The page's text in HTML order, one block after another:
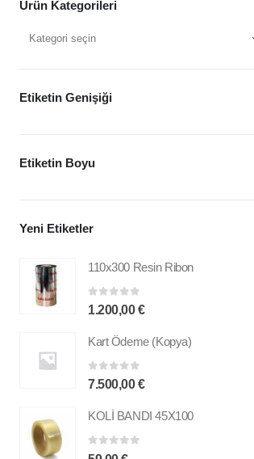
Ürün Kategorileri
Etiketin Genişiği
Etiketin Boyu
Yeni Etiketler
110x300 Resin Ribon
0 out of 5
1.200,00€
Kart Ödeme (Kopya)
0out of 5
7.500,00€
KOLİ BANDI 45X100
0out of 5